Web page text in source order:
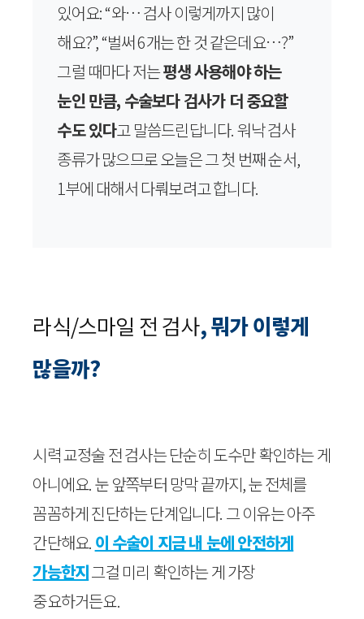
있어요: “와… 검사 이렇게까지 많이
해요?”, “벌써 6개는 한 것 같은데요…?”
그럴 때마다 저는평생 사용해야 하는
눈인 만큼, 수술보다 검사가 더 중요할
수도 있다고 말씀드린답니다. 워낙 검사
종류가 많으므로 오늘은 그 첫 번째 순서,
1부에 대해서 다뤄보려고 합니다.
라식/스마일 전 검사, 뭐가 이렇게
많을까?
시력 교정술 전 검사는 단순히 도수만 확인하는 게
아니에요. 눈 앞쪽부터 망막 끝까지, 눈 전체를
꼼꼼하게 진단하는 단계입니다. 그 이유는 아주
간단해요. 이 수술이 지금 내 눈에 안전하게
가능한지그걸 미리 확인하는 게 가장
중요하거든요.